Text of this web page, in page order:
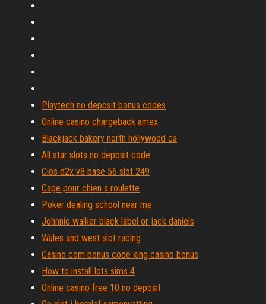
Playtech no deposit bonus codes
Online casino chargeback amex
Blackjack bakery north hollywood ca
All star slots no deposit code
Cios d2x v8 base 56 slot 249
Cage pour chien a roulette
Poker dealing school near me
Johnnie walker black label or jack daniels
Wales and west slot racing
Casino com bonus code king casino bonus
How to install lots sims 4
Online casino free 10 no deposit